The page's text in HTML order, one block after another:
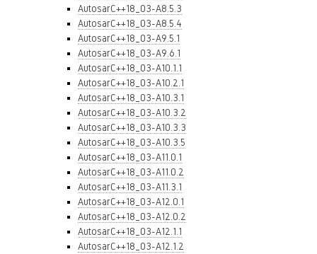
AutosarC++18_03-A8.5.3
AutosarC++18_03-A8.5.4
AutosarC++18_03-A9.5.1
AutosarC++18_03-A9.6.1
AutosarC++18_03-A10.1.1
AutosarC++18_03-A10.2.1
AutosarC++18_03-A10.3.1
AutosarC++18_03-A10.3.2
AutosarC++18_03-A10.3.3
AutosarC++18_03-A10.3.5
AutosarC++18_03-A11.0.1
AutosarC++18_03-A11.0.2
AutosarC++18_03-A11.3.1
AutosarC++18_03-A12.0.1
AutosarC++18_03-A12.0.2
AutosarC++18_03-A12.1.1
AutosarC++18_03-A12.1.2